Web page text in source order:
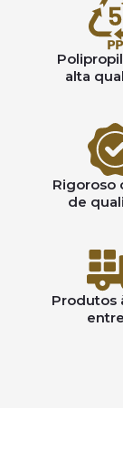
alta
Rigoroso
de
Produtos